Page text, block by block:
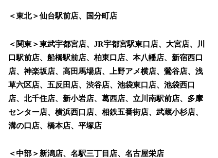
＜東北＞仙台駅前店、国分町店
＜関東＞東武宇都宮店、JR宇都宮駅東口店、大宮店、川
口駅前店、船橋駅前店、柏東口店、本八幡店、新宿西口
店、神楽坂店、高田馬場店、上野アメ横店、鶯谷店、浅
草六区店、五反田店、渋谷店、池袋東口店、池袋西口
店、北千住店、新小岩店、葛西店、立川南駅前店、多摩
センター店、横浜西口店、相鉄五番街店、武蔵小杉店、
溝の口店、橋本店、平塚店
＜中部＞新潟店、名駅三丁目店、名古屋栄店